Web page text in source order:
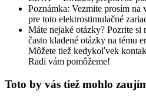
Poznámka: Vezmite prosím na
pre toto elektrostimulačné
Máte nejaké otázky? Pozrite si
často kladené otázky na tému
Môžete tiež kedykoľvek
Radi vám pomôžeme!
Toto by vás tiež mohlo